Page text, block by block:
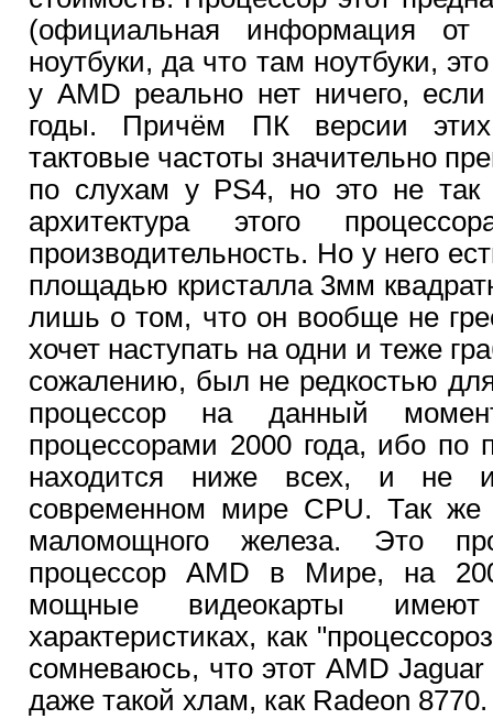
(официальная информация
ноутбуки, да что там ноутбуки,
у AMD реально нет ничего,
годы. Причём ПК версии
тактовые частоты значительно
по слухам у PS4, но это не
архитектура этого
производительность. Но у него
площадью кристалла 3мм
лишь о том, что он вообще не
хочет наступать на одни и теже
сожалению, был не редкостью
процессор на данный
процессорами 2000 года, ибо по
находится ниже всех, и не
современном мире CPU. Так же
маломощного железа. Это
процессор AMD в Мире, на
мощные видеокарты
характеристиках, как
сомневаюсь, что этот AMD Jaguar
даже такой хлам, как Radeon 8770.